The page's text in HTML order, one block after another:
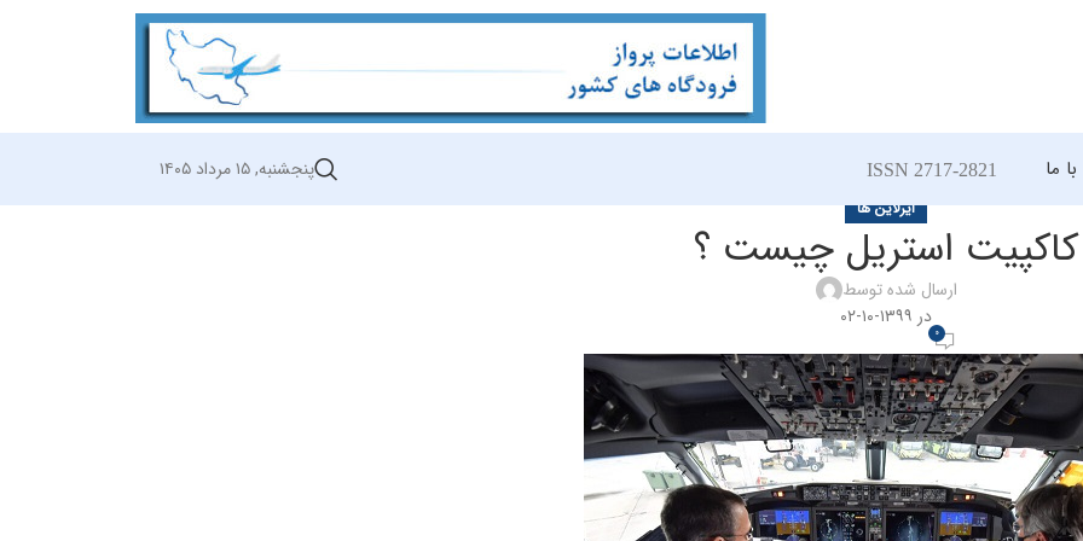
ما ISSN 2717-2821 پنجشنبه, ۱۵ مرداد ۱۴۰۵
ایرلاین ها
کاکپیت استریل چیست ؟
ارسال شده توسط
در ۱۳۹۹-۱۰-۰۲
0